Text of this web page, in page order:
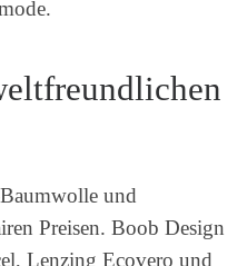
und
Preisen. Boob Design
Lenzing Ecovero und